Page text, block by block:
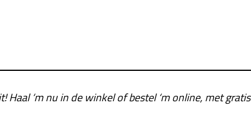
Haal ‘m nu in de winkel of bestel ‘m online, met gratis